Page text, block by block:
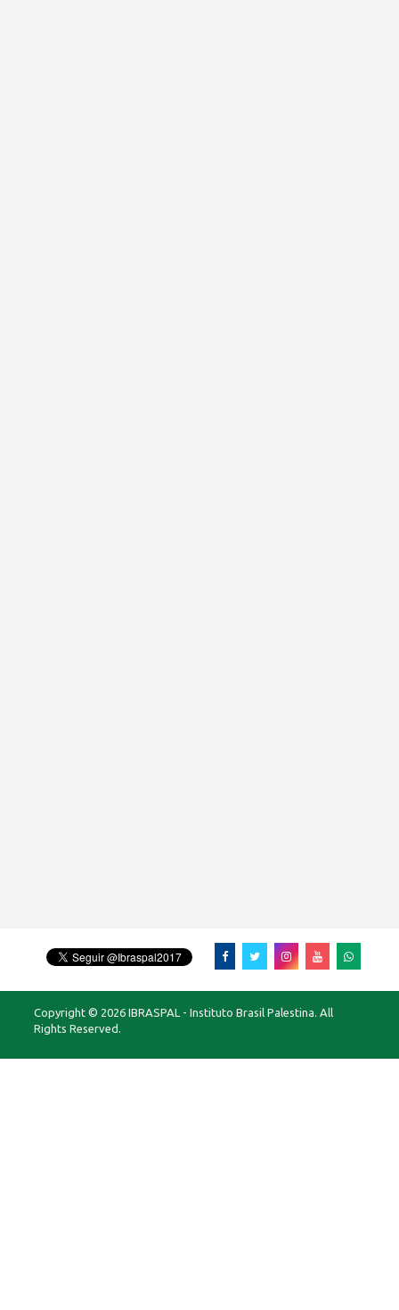
Copyright © 2026 IBRASPAL - Instituto Brasil Palestina. All
Rights Reserved.